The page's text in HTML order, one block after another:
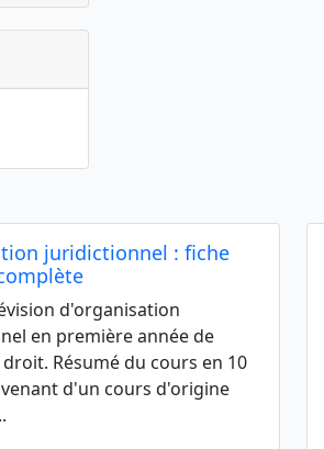
juridictionnel : fiche
d'organisation
en première année de
Résumé du cours en 10
d'un cours d'origine